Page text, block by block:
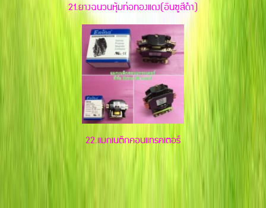
21.ยางฉนวนหุ้มท่อทองแดง(อินซูสีดำ)
22.แมกเนติกคอนแทรคเตอร์